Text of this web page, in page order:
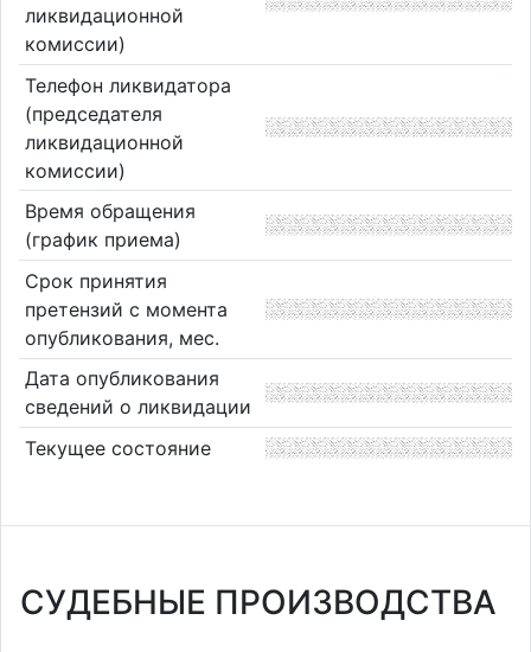
ликвидационной
комиссии)
Телефон ликвидатора
(председателя
ликвидационной
комиссии)
Время обращения
(график приема)
Срок принятия
претензий с момента
опубликования, мес.
Дата опубликования
сведений о ликвидации
Текущее состояние
СУДЕБНЫЕ ПРОИЗВОДСТВА